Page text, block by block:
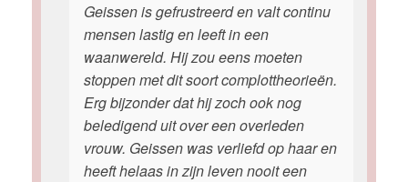
Geissen is gefrustreerd en valt continu
mensen lastig en leeft in een
waanwereld. Hij zou eens moeten
stoppen met dit soort complottheorieën.
Erg bijzonder dat hij zoch ook nog
beledigend uit over een overleden
vrouw. Geissen was verliefd op haar en
heeft helaas in zijn leven nooit een